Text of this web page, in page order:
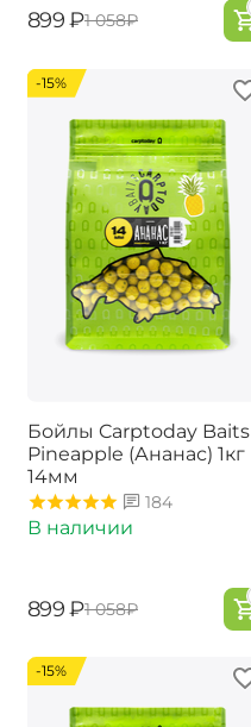
‍899‍ ₽‍1 058‍₽
-15%
Бойлы Carptoday Baits
Pineapple (Ананас) 1кг
14мм
184
В наличии
‍899‍ ₽‍1 058‍₽
-15%